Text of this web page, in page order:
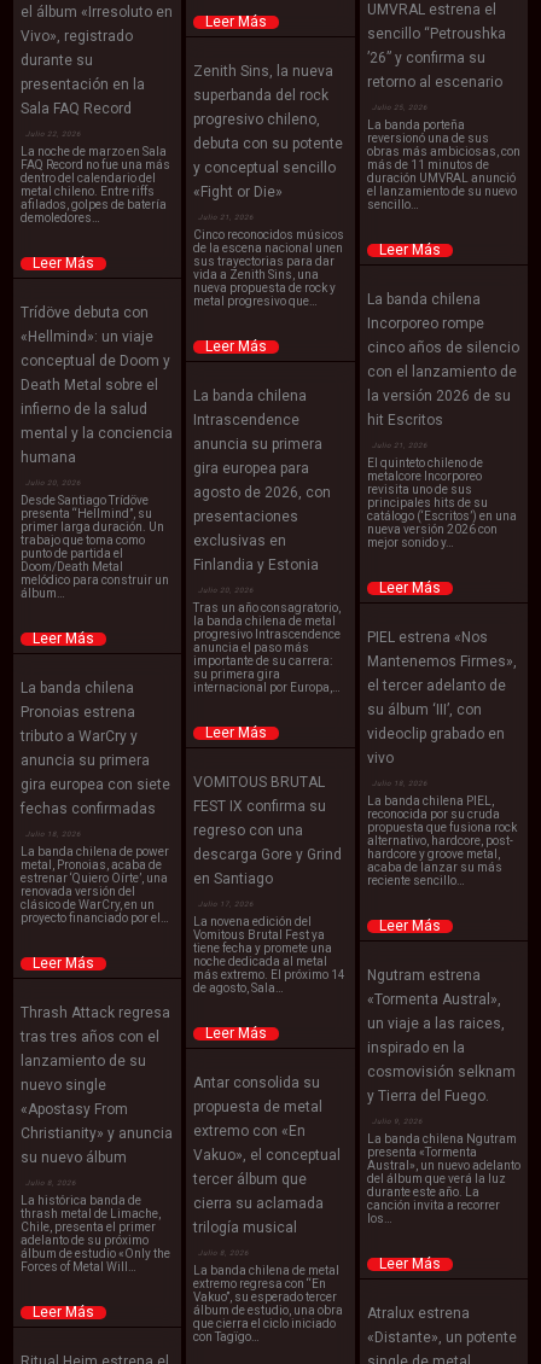
Leer Más
UMVRAL estrena el
sencillo “Petroushka
’26” y confirma su
retorno al escenario
Julio 25, 2026
La banda porteña
reversionó una de sus
obras más ambiciosas, con
más de 11 minutos de
duración UMVRAL anunció
el lanzamiento de su nuevo
sencillo…
Leer Más
el álbum «Irresoluto en
Vivo», registrado
durante su
presentación en la
Sala FAQ Record
Julio 22, 2026
La noche de marzo en Sala
FAQ Record no fue una más
dentro del calendario del
metal chileno. Entre riffs
afilados, golpes de batería
demoledores…
Leer Más
Zenith Sins, la nueva
superbanda del rock
progresivo chileno,
debuta con su potente
y conceptual sencillo
«Fight or Die»
Julio 21, 2026
Cinco reconocidos músicos
de la escena nacional unen
sus trayectorias para dar
vida a Zenith Sins, una
nueva propuesta de rock y
metal progresivo que…
Leer Más
La banda chilena
Incorporeo rompe
cinco años de silencio
con el lanzamiento de
la versión 2026 de su
hit Escritos
Julio 21, 2026
El quinteto chileno de
metalcore Incorporeo
revisita uno de sus
principales hits de su
catálogo (‘Escritos’) en una
nueva versión 2026 con
mejor sonido y…
Leer Más
Trídöve debuta con
«Hellmind»: un viaje
conceptual de Doom y
Death Metal sobre el
infierno de la salud
mental y la conciencia
humana
Julio 20, 2026
Desde Santiago Trídöve
presenta “Hellmind”, su
primer larga duración. Un
trabajo que toma como
punto de partida el
Doom/Death Metal
melódico para construir un
álbum…
Leer Más
La banda chilena
Intrascendence
anuncia su primera
gira europea para
agosto de 2026, con
presentaciones
exclusivas en
Finlandia y Estonia
Julio 20, 2026
Tras un año consagratorio,
la banda chilena de metal
progresivo Intrascendence
anuncia el paso más
importante de su carrera:
su primera gira
internacional por Europa,…
Leer Más
PIEL estrena «Nos
Mantenemos Firmes»,
el tercer adelanto de
su álbum ‘III’, con
videoclip grabado en
vivo
Julio 18, 2026
La banda chilena PIEL,
reconocida por su cruda
propuesta que fusiona rock
alternativo, hardcore, post-
hardcore y groove metal,
acaba de lanzar su más
reciente sencillo…
Leer Más
La banda chilena
Pronoias estrena
tributo a WarCry y
anuncia su primera
gira europea con siete
fechas confirmadas
Julio 18, 2026
La banda chilena de power
metal, Pronoias, acaba de
estrenar ‘Quiero Oírte’, una
renovada versión del
clásico de WarCry, en un
proyecto financiado por el…
Leer Más
VOMITOUS BRUTAL
FEST IX confirma su
regreso con una
descarga Gore y Grind
en Santiago
Julio 17, 2026
La novena edición del
Vomitous Brutal Fest ya
tiene fecha y promete una
noche dedicada al metal
más extremo. El próximo 14
de agosto, Sala…
Leer Más
Ngutram estrena
«Tormenta Austral»,
un viaje a las raices,
inspirado en la
cosmovisión selknam
y Tierra del Fuego.
Julio 9, 2026
La banda chilena Ngutram
presenta «Tormenta
Austral», un nuevo adelanto
del álbum que verá la luz
durante este año. La
canción invita a recorrer
los…
Leer Más
Thrash Attack regresa
tras tres años con el
lanzamiento de su
nuevo single
«Apostasy From
Christianity» y anuncia
su nuevo álbum
Julio 8, 2026
La histórica banda de
thrash metal de Limache,
Chile, presenta el primer
adelanto de su próximo
álbum de estudio «Only the
Forces of Metal Will…
Leer Más
Antar consolida su
propuesta de metal
extremo con «En
Vakuo», el conceptual
tercer álbum que
cierra su aclamada
trilogía musical
Julio 8, 2026
La banda chilena de metal
extremo regresa con “En
Vakuo”, su esperado tercer
álbum de estudio, una obra
que cierra el ciclo iniciado
con Tagïgo…
Atralux estrena
«Distante», un potente